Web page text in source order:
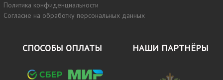
Политика конфиденциальности
Согласие на обработку персональных данных
СПОСОБЫ ОПЛАТЫ НАШИ ПАРТНЁРЫ